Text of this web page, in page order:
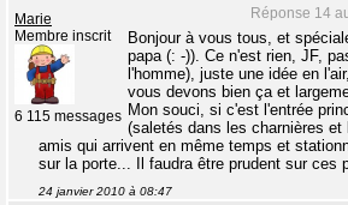
Réponse 14
Marie
Membre inscrit
6 115 messages
Bonjour à vous tous, et
papa (: -)). Ce n'est rien, JF,
l'homme), juste une idée en
vous devons bien ça et
Mon souci, si c'est l'entrée
(saletés dans les charnières
amis qui arrivent en même temps et
sur la porte... Il faudra être prudent sur ces
24 janvier 2010 à 08:47